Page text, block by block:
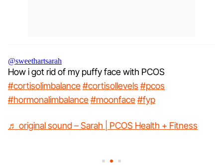
@sweethartsarah
How i got rid of my puffy face with PCOS
#cortisolimbalance#cortisollevels #pcos
#hormonalimbalance#moonface#fyp
♬ original sound – Sarah | PCOS Health + Fitness